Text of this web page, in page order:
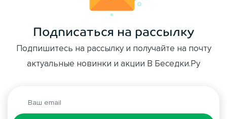
Подписаться на рассылку
Подпишитесь на рассылку и получайте на почту
актуальные новинки и акции В Беседки.Ру